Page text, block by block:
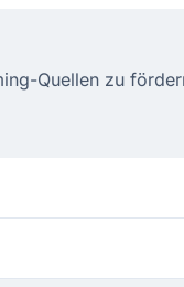
Quellen zu